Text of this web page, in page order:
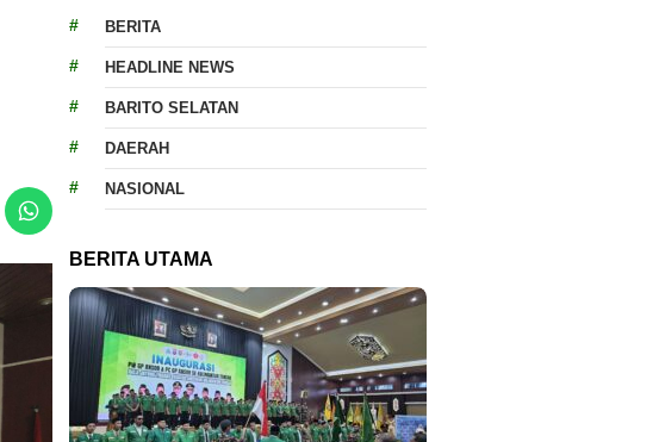
BERITA
HEADLINE NEWS
BARITO SELATAN
DAERAH
NASIONAL
BERITA UTAMA